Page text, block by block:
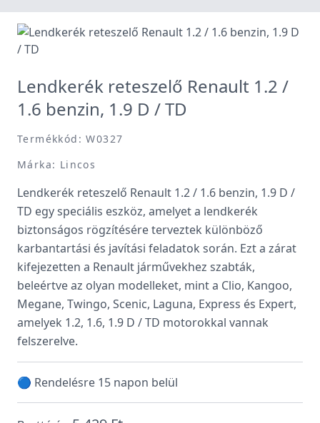
Lendkerék reteszelő Renault 1.2 /
1.6 benzin, 1.9 D / TD
Termékkód: W0327
Márka: Lincos
Lendkerék reteszelő Renault 1.2 / 1.6 benzin, 1.9 D /
TD egy speciális eszköz, amelyet a lendkerék
biztonságos rögzítésére terveztek különböző
karbantartási és javítási feladatok során. Ezt a zárat
kifejezetten a Renault járművekhez szabták,
beleértve az olyan modelleket, mint a Clio, Kangoo,
Megane, Twingo, Scenic, Laguna, Express és Expert,
amelyek 1.2, 1.6, 1.9 D / TD motorokkal vannak
felszerelve.
🔵 Rendelésre 15 napon belül